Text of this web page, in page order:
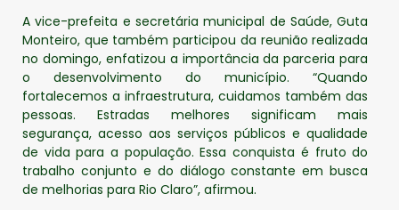
A vice-prefeita e secretária municipal de Saúde, Guta
Monteiro, que também participou da reunião realizada
no domingo, enfatizou a importância da parceria para
o desenvolvimento do município. “Quando
fortalecemos a infraestrutura, cuidamos também das
pessoas. Estradas melhores significam mais
segurança, acesso aos serviços públicos e qualidade
de vida para a população. Essa conquista é fruto do
trabalho conjunto e do diálogo constante em busca
de melhorias para Rio Claro”, afirmou.